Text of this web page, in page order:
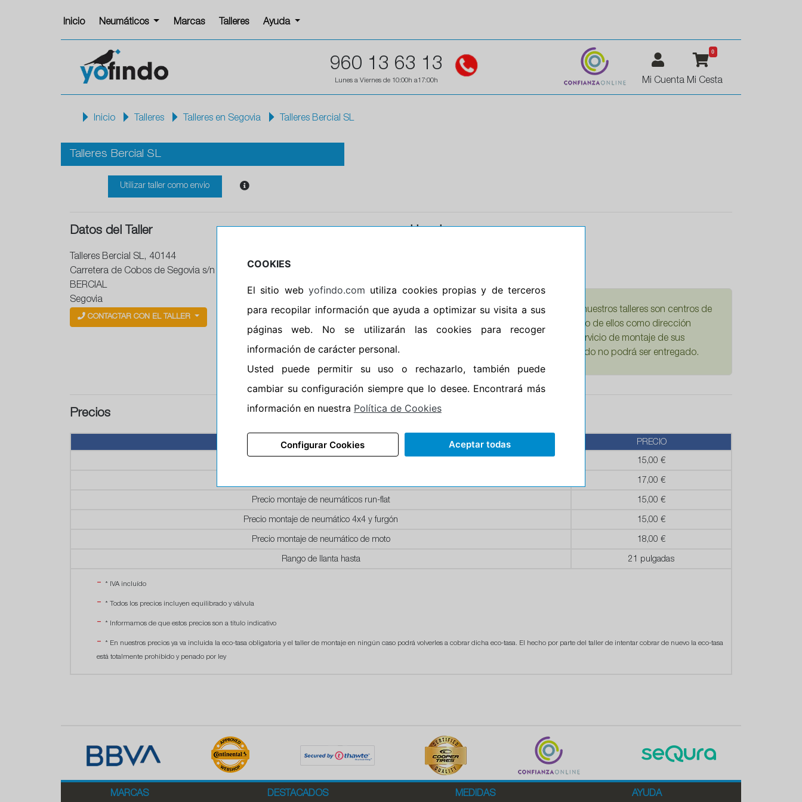
Inicio Neumáticos Marcas Talleres Ayuda
960 13 63 13
Lunes a Viernes de 10:00h a17:00h Mi Cuenta
0
Mi Cesta
Inicio Talleres Talleres en Segovia Talleres Bercial SL
Talleres Bercial SL
Utilizar taller como envio
Datos del Taller
Talleres Bercial SL, 40144
Carretera de Cobos de Segovia s/n
BERCIAL
Segovia
CONTACTAR CON EL TALLER
Aviso importante:Le recordamos que nuestros talleres son centros de
montaje, no de recogida. Si escoge uno de ellos como dirección
entrega esta acción lleva implícita el servicio de montaje de sus
neumáticos. En caso contrario su pedido no podrá ser entregado.
Precios
SERVICIOS PRECIO
15,00 €
17,00 €
Precio montaje de neumáticos run-flat 15,00 €
Precio montaje de neumático 4x4 y furgón 15,00 €
Precio montaje de neumático de moto 18,00 €
Rango de llanta hasta 21 pulgadas
* IVA incluído
* Todos los precios incluyen equilibrado y válvula
* Informamos de que estos precios son a título indicativo
* En nuestros precios ya va incluida la eco-tasa obligatoria y el taller de montaje en ningún caso podrá volverles a cobrar dicha eco-tasa. El hecho por parte del taller de intentar cobrar de nuevo la eco-tasa
está totalmente prohibido y penado por ley
MARCAS DESTACADOS MEDIDAS AYUDA
COOKIES
El sitio web yofindo.com utiliza cookies propias y de terceros
para recopilar información que ayuda a optimizar su visita a sus
páginas web. No se utilizarán las cookies para recoger
información de carácter personal.
Usted puede permitir su uso o rechazarlo, también puede
cambiar su configuración siempre que lo desee. Encontrará más
información en nuestra Política de Cookies
Configurar Cookies Aceptar todas